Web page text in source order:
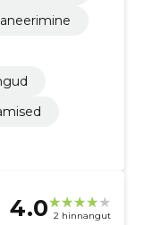
4.0 2 hinnangut